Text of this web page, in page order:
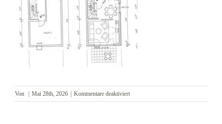
AKTUELLES
KONTAKT
Von Mai 28th, 2026 Kommentare deaktiviertfür
Grundriss